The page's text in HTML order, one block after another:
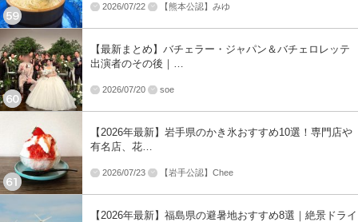
2026/07/22 【熊本公認】みゆ
【最新まとめ】バチェラー・ジャパン＆バチェロレッテ
出演者のその後｜…
2026/07/20 soe
【2026年最新】岩手県のかき氷おすすめ10選！専門店や
有名店、花…
2026/07/23 【岩手公認】Chee
【2026年最新】福島県の避暑地おすすめ8選｜絶景ドライ